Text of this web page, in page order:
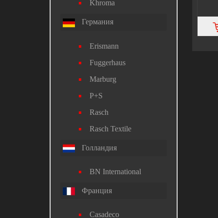
Khroma
Германия
Erismann
Fuggerhaus
Marburg
P+S
Rasch
Rasch Textile
Голландия
BN International
Франция
Casadeco